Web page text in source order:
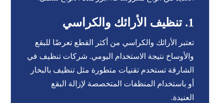
1. تنظيف الأرائك والكراسي
تعتبر الأرائك والكراسي من أكثر القطع تعرضًا للبقع
والأوساخ نتيجة الاستخدام اليومي. شركات تنظيف في
الشارقة تستخدم تقنيات متطورة مثل تنظيف بالبخار
أو باستخدام المنظفات المتخصصة لإزالة البقع
العنيدة.